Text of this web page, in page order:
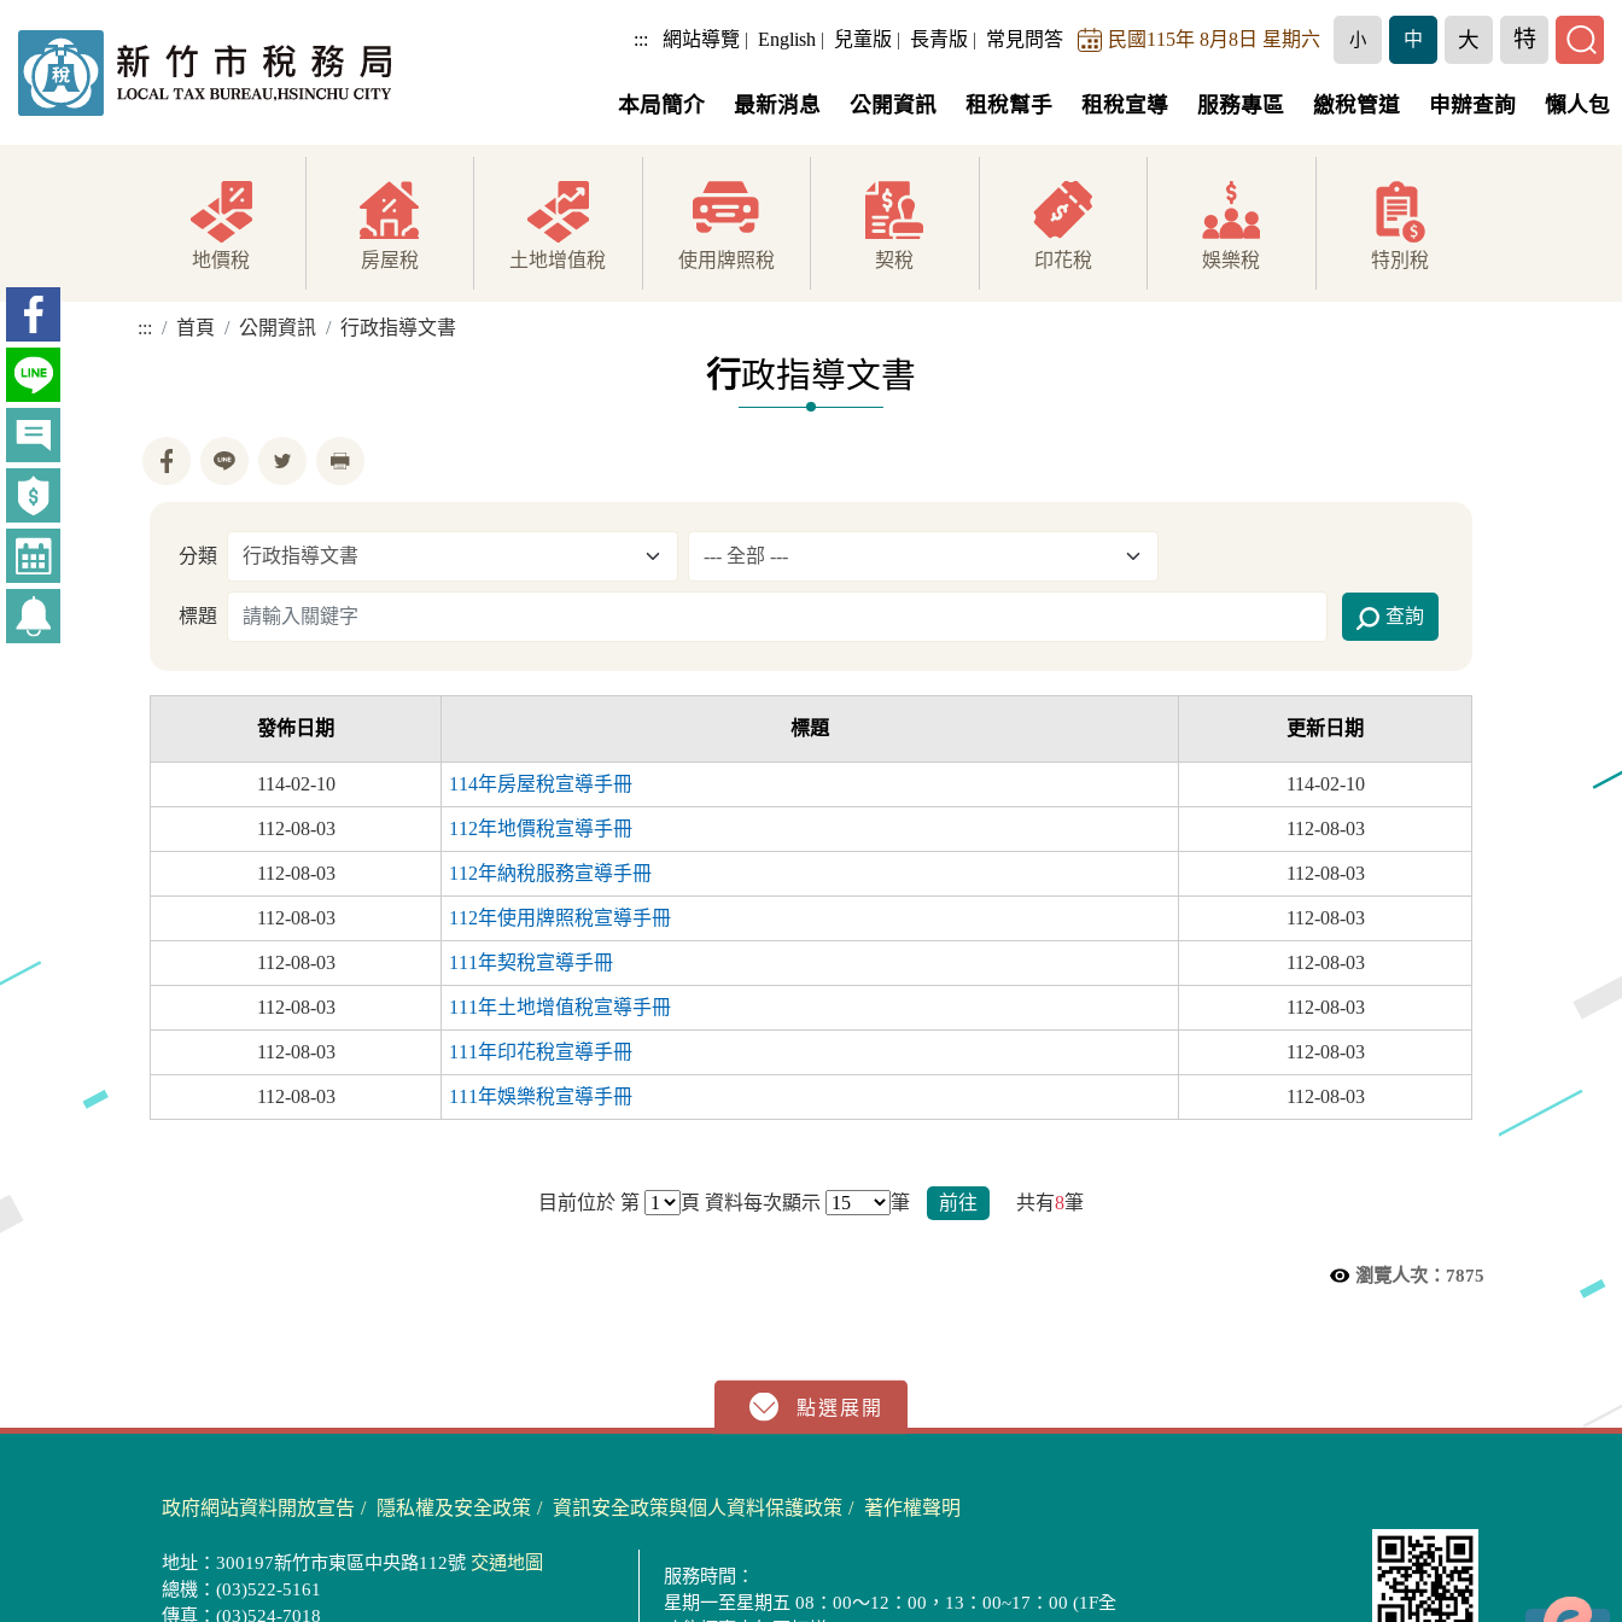
::: 網站導覽 | English | 兒童版 | 長青版 | 常見問答 民國115年 8月8日 星期六 小 中 大 特
本局簡介 最新消息 公開資訊 租稅幫手 租稅宣導 服務專區 繳稅管道 申辦查詢 懶人包
地價稅 房屋稅 土地增值稅 使用牌照稅 契稅 印花稅 娛樂稅 特別稅
::: 首頁 公開資訊 行政指導文書
行政指導文書
分類
標題 查詢
發佈日期 標題 更新日期
114-02-10 114年房屋稅宣導手冊 114-02-10
112-08-03 112年地價稅宣導手冊 112-08-03
112-08-03 112年納稅服務宣導手冊 112-08-03
112-08-03 112年使用牌照稅宣導手冊 112-08-03
112-08-03 111年契稅宣導手冊 112-08-03
112-08-03 111年土地增值稅宣導手冊 112-08-03
112-08-03 111年印花稅宣導手冊 112-08-03
112-08-03 111年娛樂稅宣導手冊 112-08-03
目前位於 第 頁 資料每次顯示 筆 前往 共有8筆
瀏覽人次： 7875
政府網站資料開放宣告 隱私權及安全政策 資訊安全政策與個人資料保護政策 著作權聲明
地址：300197新竹市東區中央路112號 交通地圖
總機：(03)522-5161
傳真：(03)524-7018
服務時間：
星期一至星期五 08：00～12：00，13：00~17：00 (1F全